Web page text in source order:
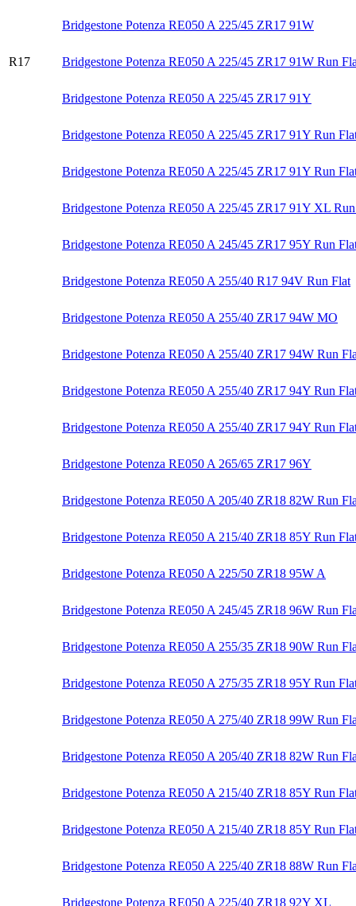
R17
Bridgestone Potenza RE050 A 225/45 ZR17 91W
Bridgestone Potenza RE050 A 225/45 ZR17 91W Run
Bridgestone Potenza RE050 A 225/45 ZR17 91Y
Bridgestone Potenza RE050 A 225/45 ZR17 91Y Run
Bridgestone Potenza RE050 A 225/45 ZR17 91Y Run
Bridgestone Potenza RE050 A 225/45 ZR17 91Y XL
Bridgestone Potenza RE050 A 245/45 ZR17 95Y Run
Bridgestone Potenza RE050 A 255/40 R17 94V Run Flat
Bridgestone Potenza RE050 A 255/40 ZR17 94W MO
Bridgestone Potenza RE050 A 255/40 ZR17 94W Run
Bridgestone Potenza RE050 A 255/40 ZR17 94Y Run
Bridgestone Potenza RE050 A 255/40 ZR17 94Y Run
Bridgestone Potenza RE050 A 265/65 ZR17 96Y
Bridgestone Potenza RE050 A 205/40 ZR18 82W Run
Bridgestone Potenza RE050 A 215/40 ZR18 85Y Run
Bridgestone Potenza RE050 A 225/50 ZR18 95W A
Bridgestone Potenza RE050 A 245/45 ZR18 96W Run
Bridgestone Potenza RE050 A 255/35 ZR18 90W Run
Bridgestone Potenza RE050 A 275/35 ZR18 95Y Run
Bridgestone Potenza RE050 A 275/40 ZR18 99W Run
Bridgestone Potenza RE050 A 205/40 ZR18 82W Run
Bridgestone Potenza RE050 A 215/40 ZR18 85Y Run
Bridgestone Potenza RE050 A 215/40 ZR18 85Y Run
Bridgestone Potenza RE050 A 225/40 ZR18 88W Run
Bridgestone Potenza RE050 A 225/40 ZR18 92Y XL